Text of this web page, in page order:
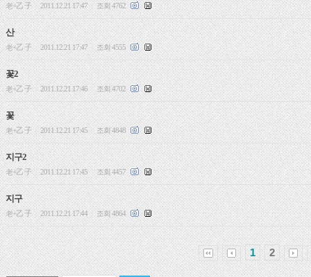
老+乙 子 2011.12.21 17:47 | 조회 4762
산
老+乙 子 2011.12.21 17:47 | 조회 4555
꽃2
老+乙 子 2011.12.21 17:46 조회 4702
꽃
老+乙 子 2011.12.21 17:45 조회 4848
지구2
老+乙 子 2011.12.21 17:45 | 조회 4457
지구
老+乙 子 2011.12.21 17:44 | 조회 4864
1 2